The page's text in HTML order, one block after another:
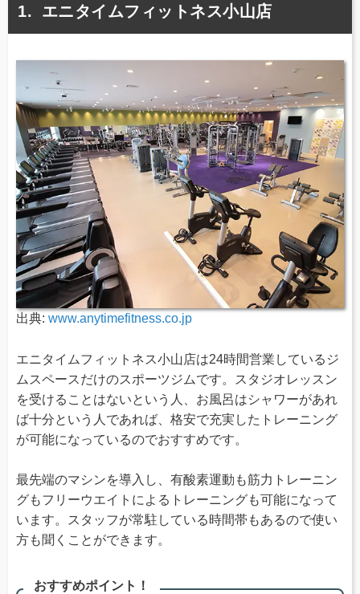
エニタイムフィットネス小山店
出典: www.anytimefitness.co.jp
エニタイムフィットネス小山店は24時間営業しているジ
ムスペースだけのスポーツジムです。スタジオレッスン
を受けることはないという人、お風呂はシャワーがあれ
ば十分という人であれば、格安で充実したトレーニング
が可能になっているのでおすすめです。
最先端のマシンを導入し、有酸素運動も筋力トレーニン
グもフリーウエイトによるトレーニングも可能になって
います。スタッフが常駐している時間帯もあるので使い
方も聞くことができます。
おすすめポイント！